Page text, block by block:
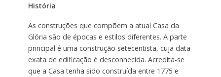
História
As construções que compõem a atual Casa da
Glória são de épocas e estilos diferentes. A parte
principal é uma construção setecentista, cuja data
exata de edificação é desconhecida. Acredita-se
que a Casa tenha sido construída entre 1775 e